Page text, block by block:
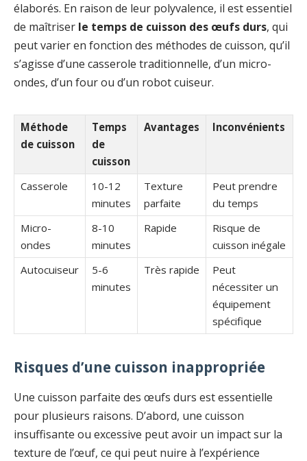
élaborés. En raison de leur polyvalence, il est essentiel
de maîtriser le temps de cuisson des œufs durs, qui
peut varier en fonction des méthodes de cuisson, qu’il
s’agisse d’une casserole traditionnelle, d’un micro-
ondes, d’un four ou d’un robot cuiseur.
Méthode
de cuisson
Temps
de
cuisson
Avantages Inconvénients
Casserole
10-12
minutes
Texture
parfaite
Peut prendre
du temps
Micro-
ondes
8-10
minutes
Rapide
Risque de
cuisson inégale
Autocuiseur
5-6
minutes
Très rapide
Peut
nécessiter un
équipement
spécifique
Risques d’une cuisson inappropriée
Une cuisson parfaite des œufs durs est essentielle
pour plusieurs raisons. D’abord, une cuisson
insuffisante ou excessive peut avoir un impact sur la
texture de l’œuf, ce qui peut nuire à l’expérience